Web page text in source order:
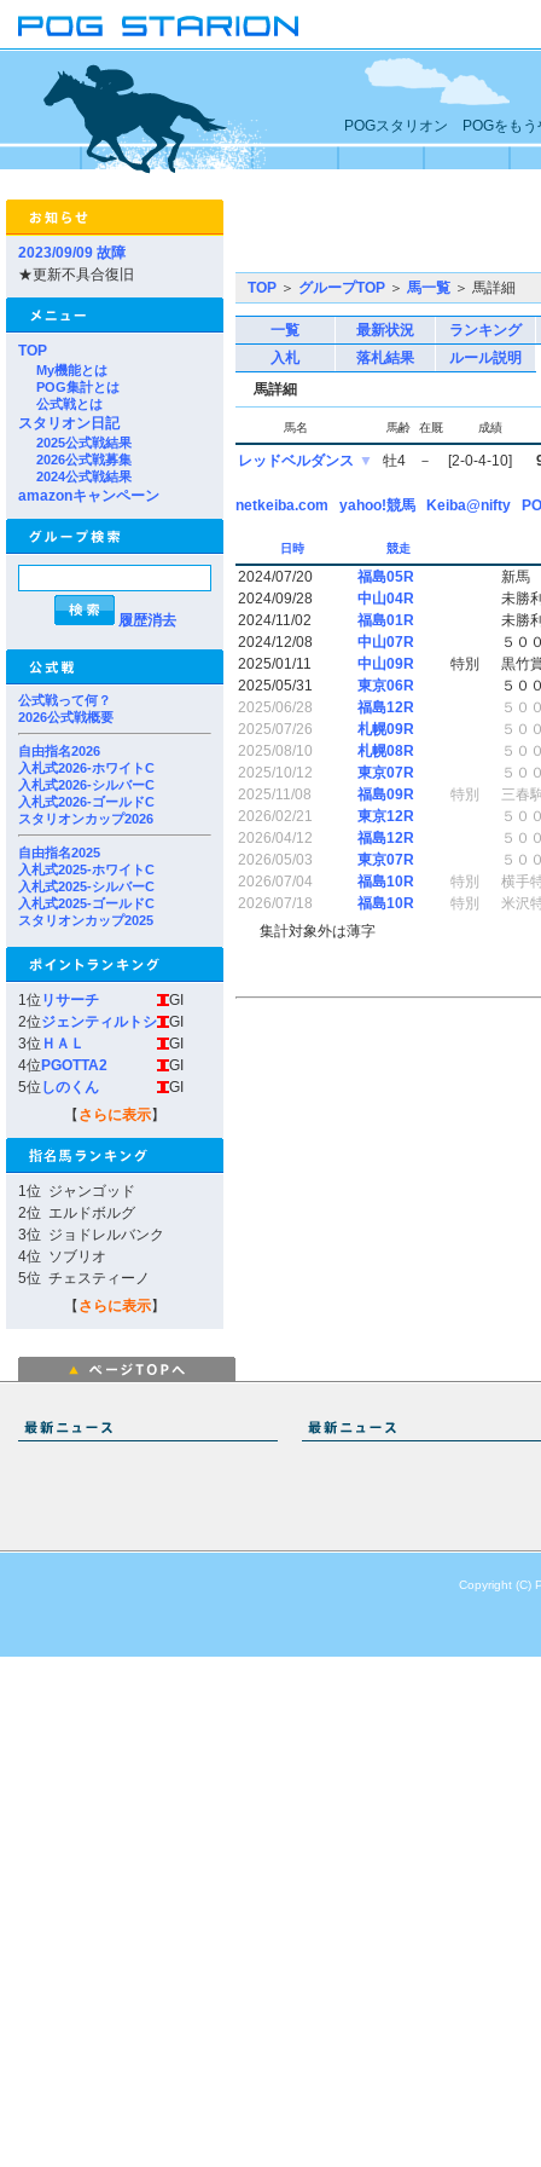
POGスタリオン POGをもう
2023/09/09 故障
★更新不具合復旧
TOP
My機能とは
POG集計とは
公式戦とは
スタリオン日記
2025公式戦結果
2026公式戦募集
2024公式戦結果
amazonキャンペーン
履歴消去
公式戦って何？
2026公式戦概要
自由指名2026
入札式2026-ホワイトC
入札式2026-シルバーC
入札式2026-ゴールドC
スタリオンカップ2026
自由指名2025
入札式2025-ホワイトC
入札式2025-シルバーC
入札式2025-ゴールドC
スタリオンカップ2025
1位 リサーチ
GI
2位ジェンティルトシ
GI
3位 ＨＡＬ
GI
4位 PGOTTA2
GI
5位 しのくん
GI
【 さらに表示】
1位 ジャンゴッド
2位 エルドボルグ
3位 ジョドレルバンク
4位 ソブリオ
5位 チェスティーノ
【 さらに表示】
TOP ＞ グループTOP ＞ 馬一覧 ＞ 馬詳細
一覧 最新状況
ランキング
入札
落札結果
ルール説明
馬詳細
馬名 馬齢 在厩 成績
レッドベルダンス ▼ 牡4 － [2-0-4-10]
netkeiba.com yahoo!競馬 Keiba@nifty
日時 競走
2024/07/20 福島05R
新馬
2024/09/28
中山04R
未勝
2024/11/02
福島01R
未勝
2024/12/08
中山07R
５０
2025/01/11
中山09R 特別
黒竹
2025/05/31
東京06R
５０
2025/06/28
福島12R
５０
2025/07/26
札幌09R
５０
2025/08/10
札幌08R
５０
2025/10/12
東京07R
５０
2025/11/08
福島09R 特別
三春
2026/02/21
東京12R
５０
2026/04/12
福島12R
５０
2026/05/03
東京07R
５０
2026/07/04
福島10R 特別
横手
2026/07/18
福島10R 特別
米沢
集計対象外は薄字
Copyright (C)